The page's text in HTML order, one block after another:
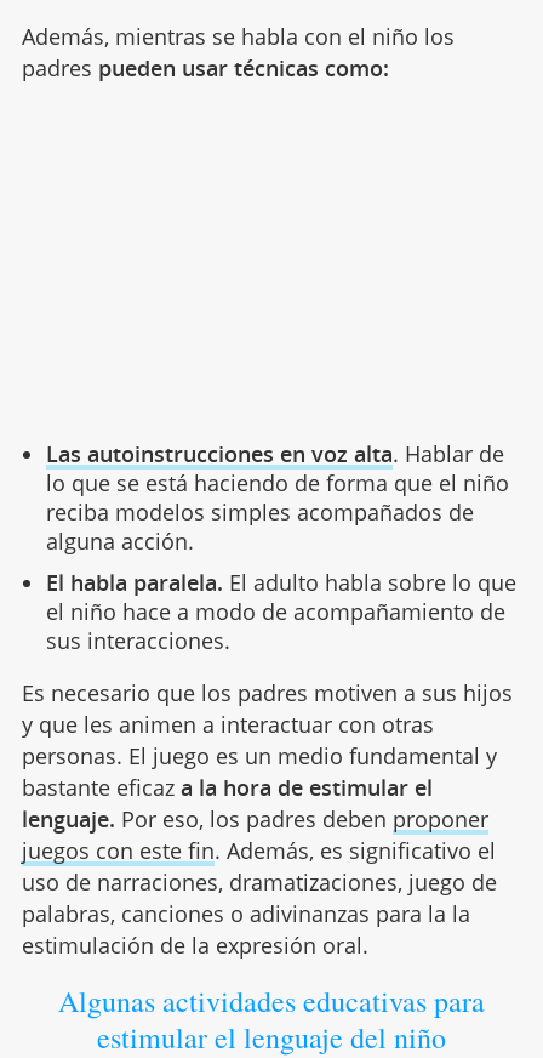
Además, mientras se habla con el niño los
padres pueden usar técnicas como:
Las autoinstrucciones en voz alta. Hablar de
lo que se está haciendo de forma que el niño
reciba modelos simples acompañados de
alguna acción.
El habla paralela. El adulto habla sobre lo que
el niño hace a modo de acompañamiento de
sus interacciones.
Es necesario que los padres motiven a sus hijos
y que les animen a interactuar con otras
personas. El juego es un medio fundamental y
bastante eficaz a la hora de estimular el
lenguaje. Por eso, los padres deben proponer
juegos con este fin. Además, es significativo el
uso de narraciones, dramatizaciones, juego de
palabras, canciones o adivinanzas para la la
estimulación de la expresión oral.
Algunas actividades educativas para
estimular el lenguaje del niño